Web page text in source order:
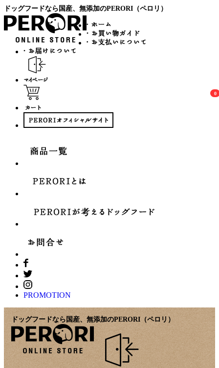
ドッグフードなら国産、無添加のPERORI（ペロリ）
0
PROMOTION
ドッグフードなら国産、無添加のPERORI（ペロリ）